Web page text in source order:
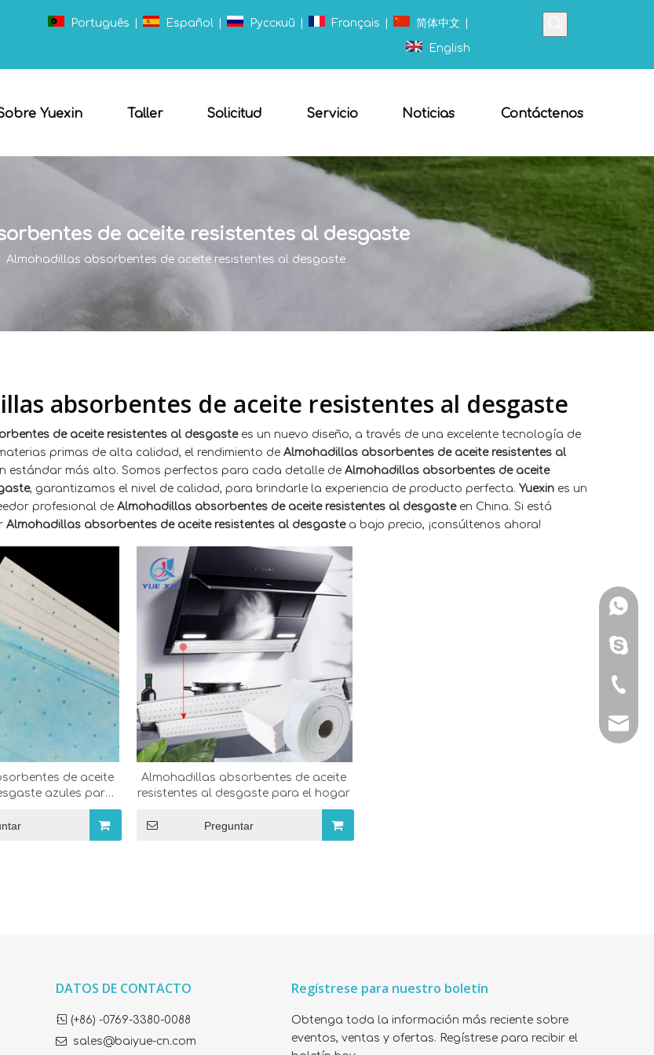
Português Español Pусский Français 简体中文
English
Yuexin Taller Solicitud Servicio Noticias Contáctenos
de aceite resistentes al desgaste
Almohadillas absorbentes de aceite resistentes al desgaste
absorbentes de aceite resistentes al desgaste
de aceite resistentes al desgastees un nuevo diseño, a través de una excelente tecnología de
primas de alta calidad, el rendimiento de Almohadillas absorbentes de aceite resistentes al
estándar más alto. Somos perfectos para cada detalle de Almohadillas absorbentes de aceite
, garantizamos el nivel de calidad, para brindarle la experiencia de producto perfecta. Yuexin es un
profesional de Almohadillas absorbentes de aceite resistentes al desgasteen China. Si está
Almohadillas absorbentes de aceite resistentes al desgastea bajo precio, ¡consúltenos ahora!
de aceite
azules para
Almohadillas absorbentes de aceite
resistentes al desgaste para el hogar
Preguntar
DATOS DE CONTACTO
 (+86) -0769-3380-0088
 sales@baiyue-cn.com
Skype:
Tel: +
E-mail:
Regístrese para nuestro boletín
Obtenga toda la información más reciente sobre
eventos, ventas y ofertas. Regístrese para recibir el